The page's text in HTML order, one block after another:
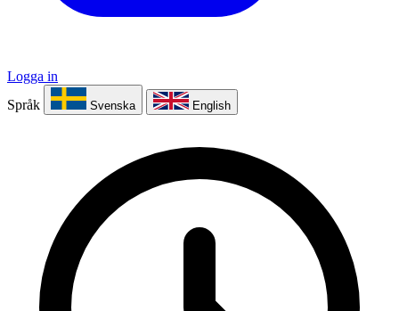
Logga in
Språk
Svenska English